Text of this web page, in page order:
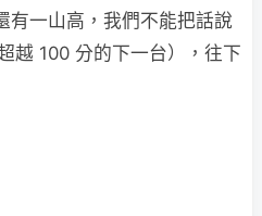
有一山高，我們不能把話說
越 100 分的下一台），往下